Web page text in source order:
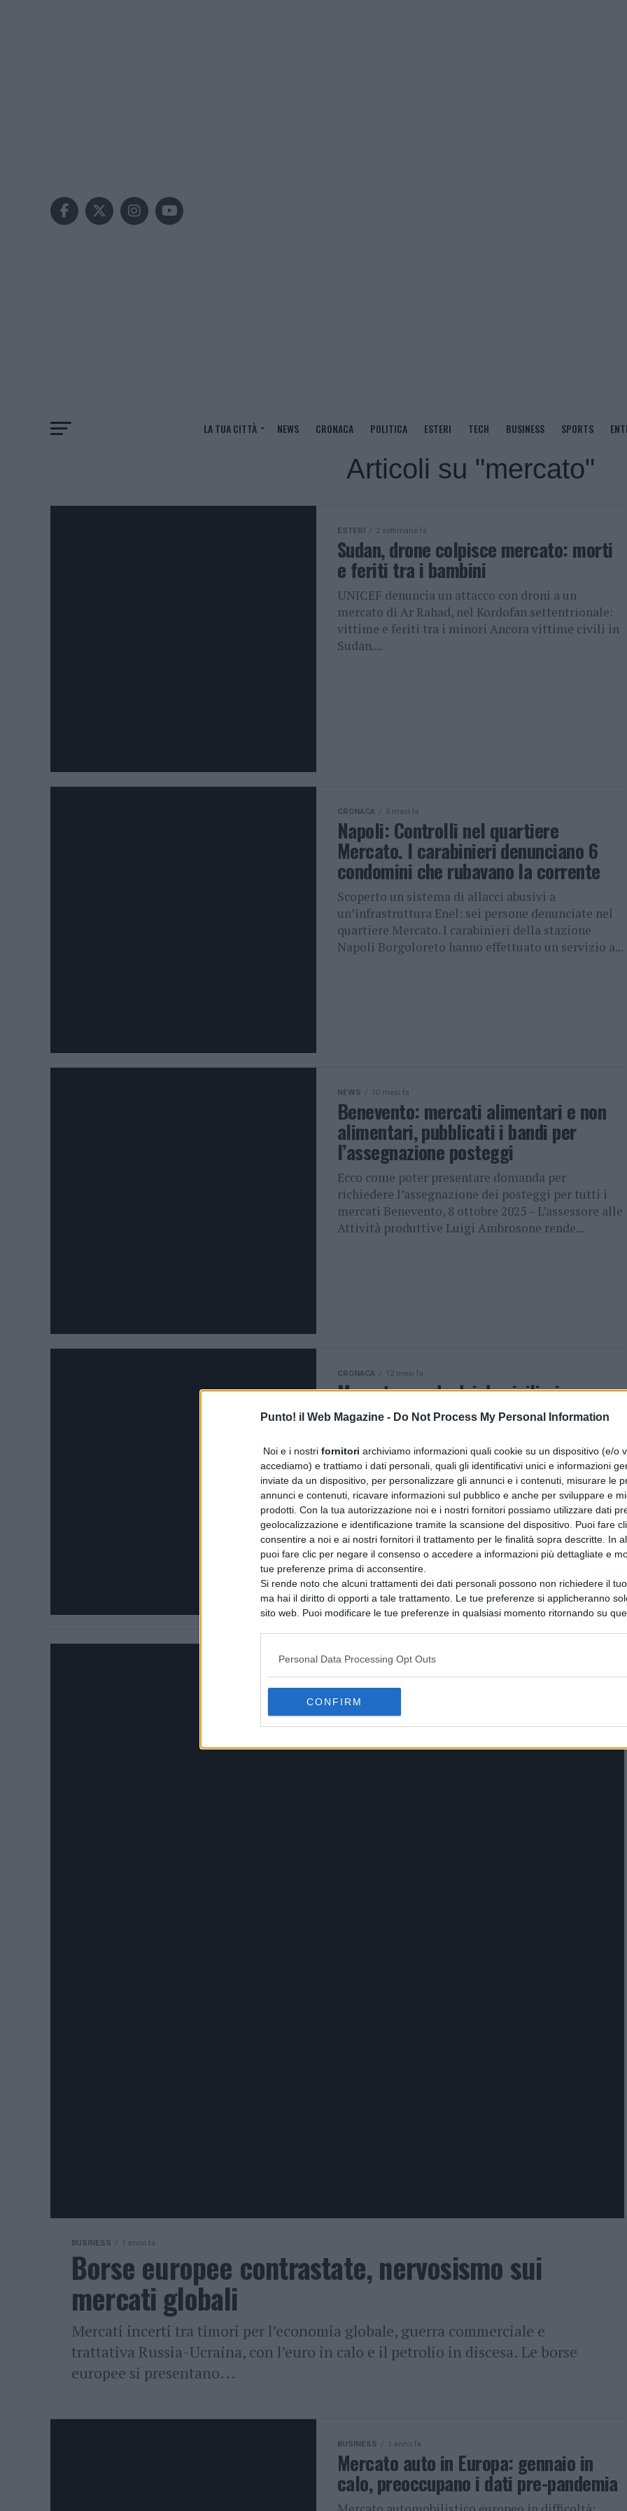
Punto! il Web Magazine - Do Not Process My Personal Information
Noi e i nostri fornitori archiviamo informazioni quali cookie su un dispositivo (e/o
accediamo) e trattiamo i dati personali, quali gli identificativi unici e informazioni
inviate da un dispositivo, per personalizzare gli annunci e i contenuti, misurare le
annunci e contenuti, ricavare informazioni sul pubblico e anche per sviluppare e
prodotti. Con la tua autorizzazione noi e i nostri fornitori possiamo utilizzare dati
geolocalizzazione e identificazione tramite la scansione del dispositivo. Puoi fare
consentire a noi e ai nostri fornitori il trattamento per le finalità sopra descritte. In
puoi fare clic per negare il consenso o accedere a informazioni più dettagliate e
tue preferenze prima di acconsentire.
Si rende noto che alcuni trattamenti dei dati personali possono non richiedere il
ma hai il diritto di opporti a tale trattamento. Le tue preferenze si applicheranno
sito web. Puoi modificare le tue preferenze in qualsiasi momento ritornando su
Personal Data Processing Opt Outs
CONFIRM
LA TUA CITTÀ NEWS CRONACA POLITICA ESTERI TECH BUSINESS SPORTS
Articoli su "mercato"
ESTERI 2 settimane fa
Sudan, drone colpisce mercato: morti
e feriti tra i bambini
UNICEF denuncia un attacco con droni a un
mercato di Ar Rahad, nel Kordofan settentrionale:
vittime e feriti tra i minori Ancora vittime civili in
Sudan....
CRONACA 5 mesi fa
Napoli: Controlli nel quartiere
Mercato. I carabinieri denunciano 6
condomini che rubavano la corrente
Scoperto un sistema di allacci abusivi a
un’infrastruttura Enel: sei persone denunciate nel
quartiere Mercato. I carabinieri della stazione
Napoli Borgoloreto hanno effettuato un servizio a...
NEWS 10 mesi fa
Benevento: mercati alimentari e non
alimentari, pubblicati i bandi per
l’assegnazione posteggi
Ecco come poter presentare domanda per
richiedere l’assegnazione dei posteggi per tutti i
mercati Benevento, 8 ottobre 2025 – L’assessore alle
Attività produttive Luigi Ambrosone rende...
CRONACA 12 mesi fa
Mercato: evade dai domiciliari e
fornisce falae generalità agli agenti.
Tenta di sfuggire ai controlli e fornisce false
generalità: arrestato 41enne ai domiciliari con
droga addosso Nella serata di ieri, la Polizia di
Stato ha tratto...
BUSINESS 1 anno fa
Borse europee contrastate, nervosismo sui
mercati globali
Mercati incerti tra timori per l’economia globale, guerra commerciale e
trattativa Russia-Ucraina, con l’euro in calo e il petrolio in discesa. Le borse
europee si presentano...
BUSINESS 1 anno fa
Mercato auto in Europa: gennaio in
calo, preoccupano i dati pre-pandemia